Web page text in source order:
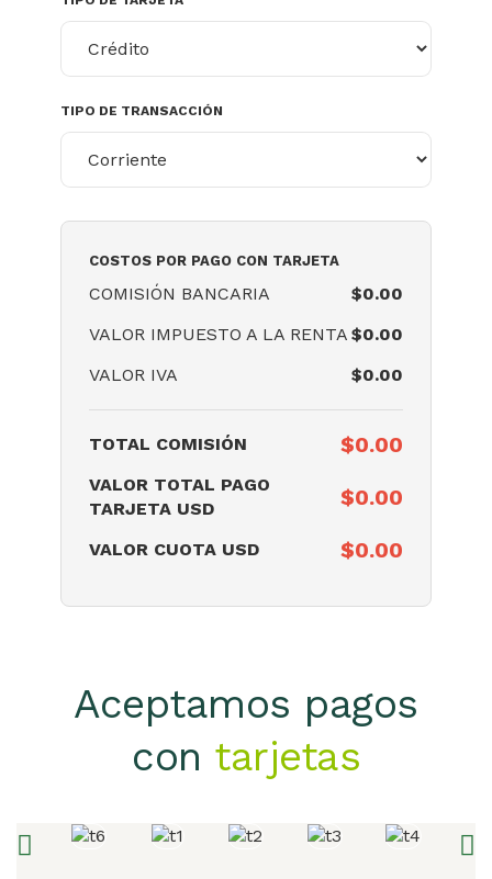
TIPO DE TRANSACCIÓN
COSTOS POR PAGO CON TARJETA
COMISIÓN BANCARIA $0.00
VALOR IMPUESTO A LA RENTA $0.00
VALOR IVA
$0.00
TOTAL COMISIÓN $0.00
VALOR TOTAL PAGO
TARJETA USD
$0.00
VALOR CUOTA USD $0.00
Aceptamos pagos
con tarjetas